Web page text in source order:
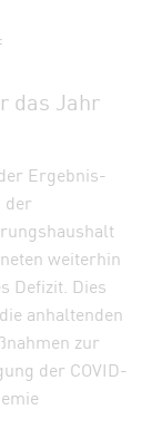
das Jahr
Ergebnis-
der
weiterhin
Defizit. Dies
anhaltenden
zur
der COVID-